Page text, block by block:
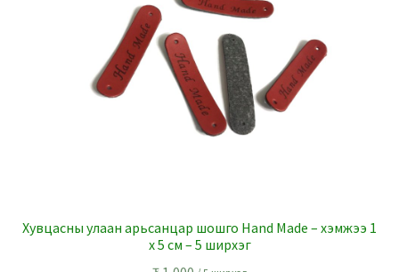
Хувцасны улаан арьсанцар шошго Hand Made – хэмжээ 1
x 5 см – 5 ширхэг